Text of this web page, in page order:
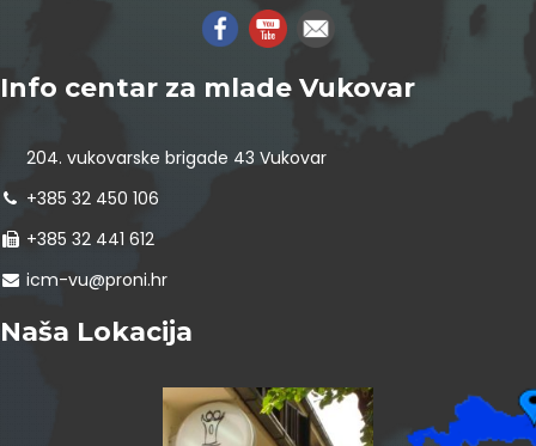
Info centar za mlade Vukovar
204. vukovarske brigade 43 Vukovar
+385 32 450 106
+385 32 441 612
icm-vu@proni.hr
Naša Lokacija